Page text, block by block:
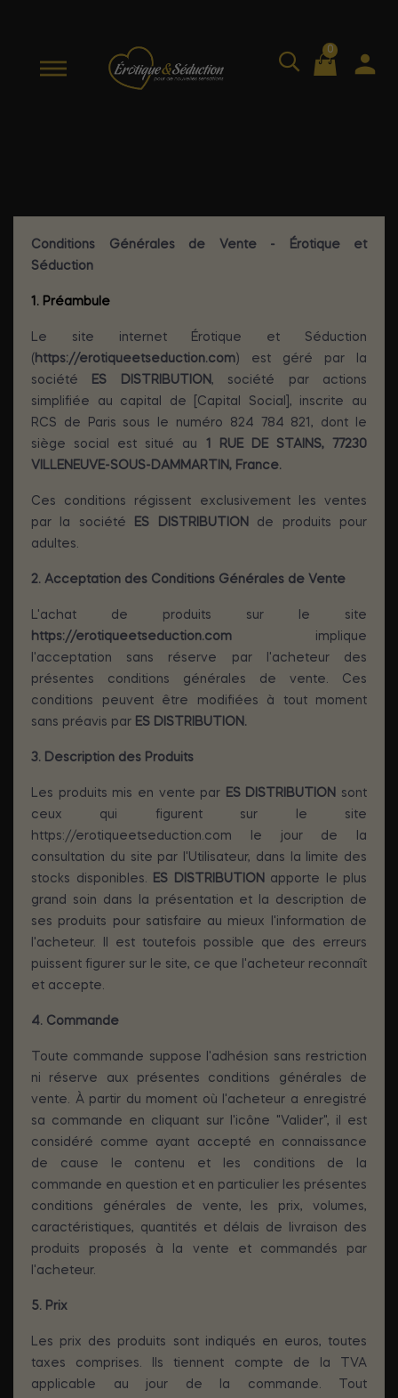
0
Conditions Générales de Vente - Érotique et
Séduction
1. Préambule
Le site internet Érotique et Séduction
( https://erotiqueetseduction.com) est géré par la
société
ES DISTRIBUTION, société par actions
simplifiée au capital de [Capital Social], inscrite au
RCS de Paris sous le numéro 824 784 821, dont le
siège social est situé au
1 RUE DE STAINS, 77230
VILLENEUVE-SOUS-DAMMARTIN, France.
Ces conditions régissent exclusivement les ventes
par la société
ES DISTRIBUTION
de produits pour
adultes.
2. Acceptation des Conditions Générales de Vente
L'achat de produits sur le site
https://erotiqueetseduction.com implique
l'acceptation sans réserve par l'acheteur des
présentes conditions générales de vente. Ces
conditions peuvent être modifiées à tout moment
sans préavis par ES DISTRIBUTION.
3. Description des Produits
Les produits mis en vente par ES DISTRIBUTION
sont
ceux qui figurent sur le site
https://erotiqueetseduction.com le jour de la
consultation du site par l'Utilisateur, dans la limite des
stocks disponibles.
ES DISTRIBUTION
apporte le plus
grand soin dans la présentation et la description de
ses produits pour satisfaire au mieux l'information de
l'acheteur. Il est toutefois possible que des erreurs
puissent figurer sur le site, ce que l'acheteur reconnaît
et accepte.
4. Commande
Toute commande suppose l'adhésion sans restriction
ni réserve aux présentes conditions générales de
vente. À partir du moment où l'acheteur a enregistré
sa commande en cliquant sur l'icône "Valider", il est
considéré comme ayant accepté en connaissance
de cause le contenu et les conditions de la
commande en question et en particulier les présentes
conditions générales de vente, les prix, volumes,
caractéristiques, quantités et délais de livraison des
produits proposés à la vente et commandés par
l'acheteur.
5. Prix
Les prix des produits sont indiqués en euros, toutes
taxes comprises. Ils tiennent compte de la TVA
applicable au jour de la commande. Tout